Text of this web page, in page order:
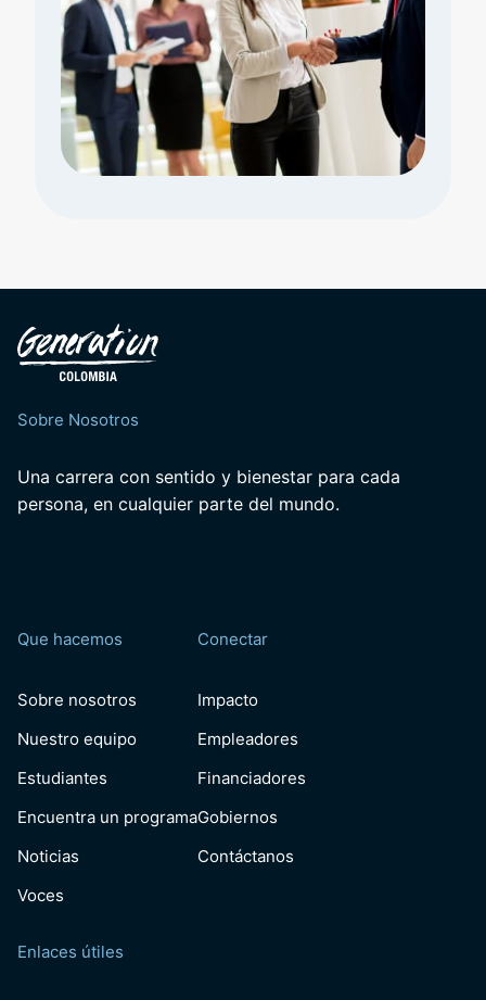
Sobre Nosotros
Una carrera con sentido y bienestar para cada
persona, en cualquier parte del mundo.
Que hacemos
Sobre nosotros
Nuestro equipo
Estudiantes
Encuentra un programa
Noticias
Voces
Conectar
Impacto
Empleadores
Financiadores
Gobiernos
Contáctanos
Enlaces útiles